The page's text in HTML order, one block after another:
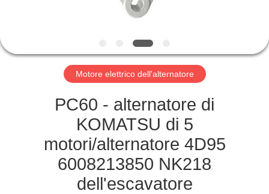
DELLA
FABBRICA
CONTROLLO
QUALITÀ
CONTATTICI
Motore elettrico dell'alternatore
PC60 - alternatore di
KOMATSU di 5
motori/alternatore 4D95
6008213850 NK218
dell'escavatore